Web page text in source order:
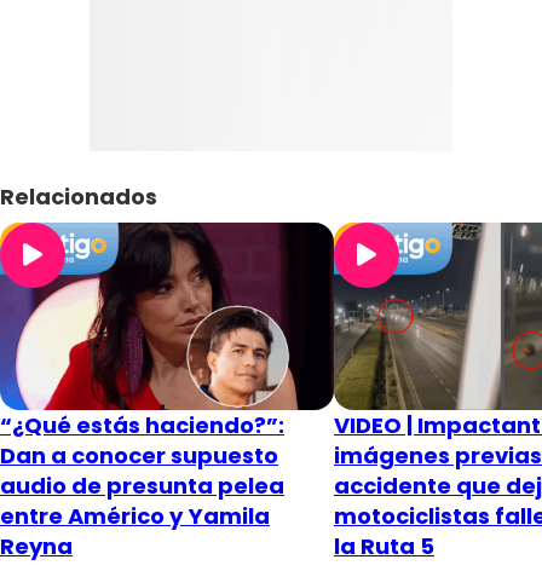
Relacionados
“¿Qué estás haciendo?”:
Dan a conocer supuesto
audio de presunta pelea
entre Américo y Yamila
Reyna
VIDEO |
imágenes
accidente que
motociclistas
la Ruta 5